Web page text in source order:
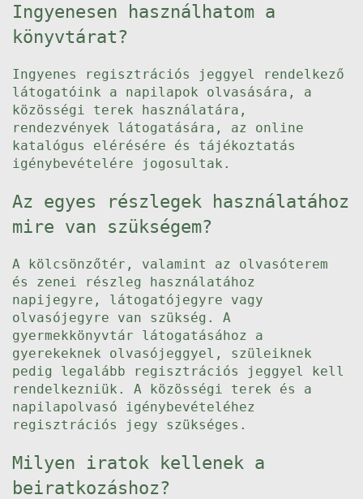
Ingyenesen használhatom a
könyvtárat?
Ingyenes regisztrációs jeggyel rendelkező
látogatóink a napilapok olvasására, a
közösségi terek használatára,
rendezvények látogatására, az online
katalógus elérésére és tájékoztatás
igénybevételére jogosultak.
Az egyes részlegek használatához
mire van szükségem?
A kölcsönzőtér, valamint az olvasóterem
és zenei részleg használatához
napijegyre, látogatójegyre vagy
olvasójegyre van szükség. A
gyermekkönyvtár látogatásához a
gyerekeknek olvasójeggyel, szüleiknek
pedig legalább regisztrációs jeggyel kell
rendelkezniük. A közösségi terek és a
napilapolvasó igénybevételéhez
regisztrációs jegy szükséges.
Milyen iratok kellenek a
beiratkozáshoz?